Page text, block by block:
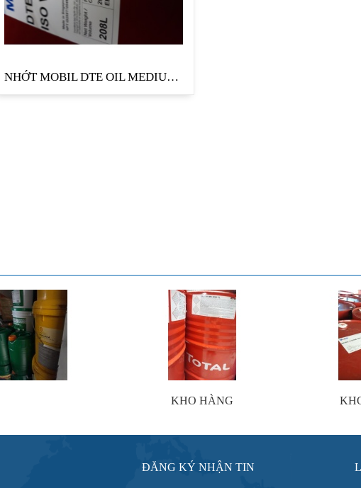
NHỚT MOBIL DTE OIL MEDIUM( DẦU TUẦN HOÀN)
KHO HÀNG
ĐĂNG KÝ NHẬN TIN